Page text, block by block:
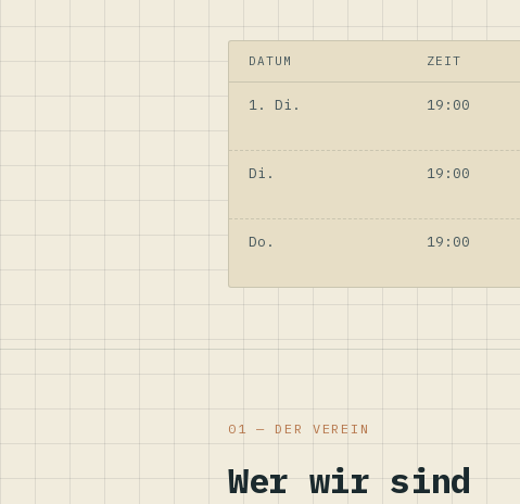
DATUM ZEIT
1. Di. 19:00
Di. 19:00
Do. 19:00
01 — DER VEREIN
Wer wir sind